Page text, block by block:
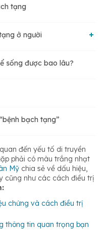
tạng
ở người
sống được bao lâu?
bạch tạng”
đến yếu tố di truyền
phải có màu trắng nhạt
Mỹ chia sẻ về dấu hiệu,
cũng như các cách điều trị
chứng và cách điều trị
thông tin quan trọng bạn